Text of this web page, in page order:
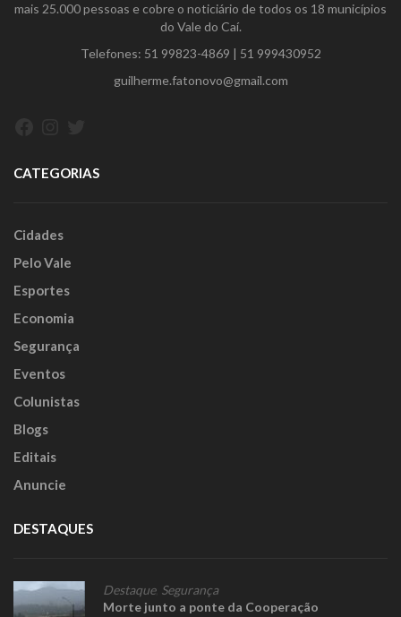
mais 25.000 pessoas e cobre o noticiário de todos os 18 municípios
do Vale do Caí.
Telefones: 51 99823-4869 | 51 999430952
guilherme.fatonovo@gmail.com
CATEGORIAS
Cidades
Pelo Vale
Esportes
Economia
Segurança
Eventos
Colunistas
Blogs
Editais
Anuncie
DESTAQUES
Destaque, Segurança
Morte junto a ponte da Cooperação